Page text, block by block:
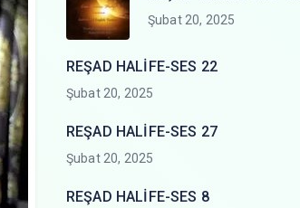
Şubat 20, 2025
REŞAD HALİFE-SES 22
Şubat 20, 2025
REŞAD HALİFE-SES 27
Şubat 20, 2025
REŞAD HALİFE-SES 8